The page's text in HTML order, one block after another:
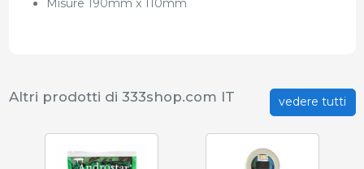
Misure 190mm x 110mm
vedere tutti
Altri prodotti di 333shop.com IT